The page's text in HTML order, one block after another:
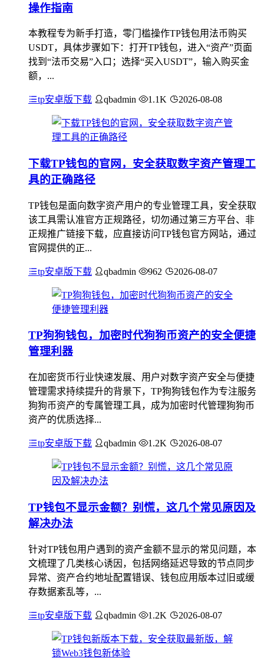
操作指南
本教程专为新手打造，零门槛操作TP钱包用法币购买
USDT，具体步骤如下：打开TP钱包，进入“资产”页面
找到“法币交易”入口；选择“买入USDT”，输入购买金
额，...
tp安卓版下载 qbadmin 1.1K 2026-08-08
下载TP钱包的官网，安全获取数字资产管理工
具的正确路径
TP钱包是面向数字资产用户的专业管理工具，安全获取
该工具需认准官方正规路径，切勿通过第三方平台、非
正规推广链接下载，应直接访问TP钱包官方网站，通过
官网提供的正...
tp安卓版下载 qbadmin 962 2026-08-07
TP狗狗钱包，加密时代狗狗币资产的安全便捷
管理利器
在加密货币行业快速发展、用户对数字资产安全与便捷
管理需求持续提升的背景下，TP狗狗钱包作为专注服务
狗狗币资产的专属管理工具，成为加密时代管理狗狗币
资产的优质选择...
tp安卓版下载 qbadmin 1.2K 2026-08-07
TP钱包不显示金额？别慌，这几个常见原因及
解决办法
针对TP钱包用户遇到的资产金额不显示的常见问题，本
文梳理了几类核心诱因，包括网络延迟导致的节点同步
异常、资产合约地址配置错误、钱包应用版本过旧或缓
存数据紊乱等，...
tp安卓版下载 qbadmin 1.2K 2026-08-07